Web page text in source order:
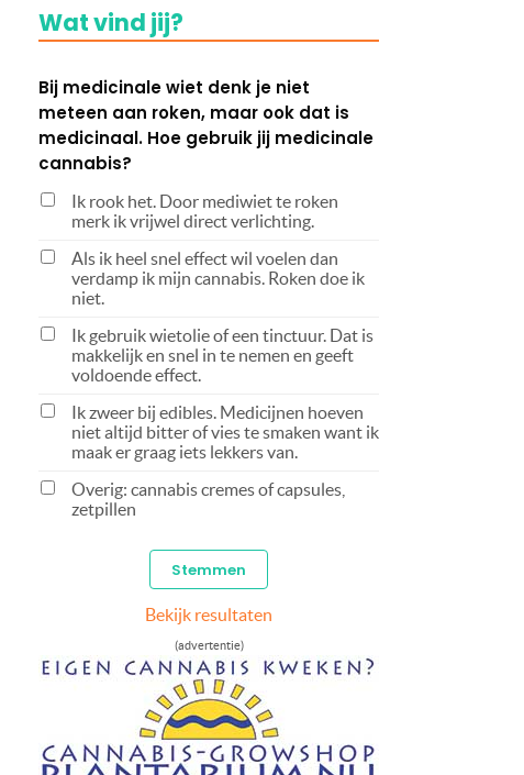
Wat vind jij?
Bij medicinale wiet denk je niet
meteen aan roken, maar ook dat is
medicinaal. Hoe gebruik jij medicinale
cannabis?
Ik rook het. Door mediwiet te roken
merk ik vrijwel direct verlichting.
Als ik heel snel effect wil voelen dan
verdamp ik mijn cannabis. Roken doe ik
niet.
Ik gebruik wietolie of een tinctuur. Dat is
makkelijk en snel in te nemen en geeft
voldoende effect.
Ik zweer bij edibles. Medicijnen hoeven
niet altijd bitter of vies te smaken want ik
maak er graag iets lekkers van.
Overig: cannabis cremes of capsules,
zetpillen
Bekijk resultaten
(advertentie)